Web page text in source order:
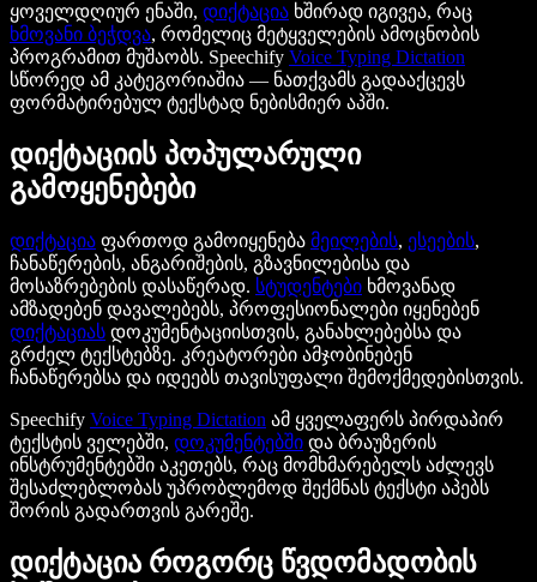
ყოველდღიურ ენაში, დიქტაცია ხშირად იგივეა, რაც
ხმოვანი ბეჭდვა, რომელიც მეტყველების ამოცნობის
პროგრამით მუშაობს. Speechify Voice Typing Dictation
სწორედ ამ კატეგორიაშია — ნათქვამს გადააქცევს
ფორმატირებულ ტექსტად ნებისმიერ აპში.
დიქტაციის პოპულარული
გამოყენებები
დიქტაცია ფართოდ გამოიყენება მეილების, ესეების,
ჩანაწერების, ანგარიშების, გზავნილებისა და
მოსაზრებების დასაწერად. სტუდენტები ხმოვანად
ამზადებენ დავალებებს, პროფესიონალები იყენებენ
დიქტაციას დოკუმენტაციისთვის, განახლებებსა და
გრძელ ტექსტებზე. კრეატორები ამჯობინებენ
ჩანაწერებსა და იდეებს თავისუფალი შემოქმედებისთვის.
Speechify Voice Typing Dictation ამ ყველაფერს პირდაპირ
ტექსტის ველებში, დოკუმენტებში და ბრაუზერის
ინსტრუმენტებში აკეთებს, რაც მომხმარებელს აძლევს
შესაძლებლობას უპრობლემოდ შექმნას ტექსტი აპებს
შორის გადართვის გარეშე.
დიქტაცია როგორც წვდომადობის